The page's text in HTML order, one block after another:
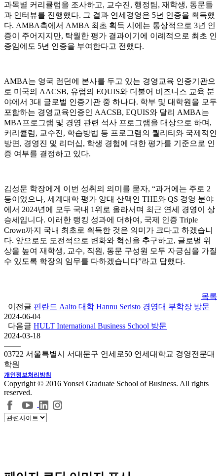
과목별 커리큘럼을 조사하고, 교수진, 행정팀, 재학생, 동문들
과 인터뷰를 진행했다. 그 결과 연세경영은 5년 인증을 획득했
다. AMBA측에서 AMBA 최초 획득 시에는 통상적으로 3년 인
증이 주어지지만, 탁월한 평가 결과이기에 이례적으로 최초 인
증임에도 5년 인증을 부여한다고 전했다.
AMBA는 영국 런던에 본사를 두고 있는 경영교육 인증기관으
로 미국의 AACSB, 유럽의 EQUIS와 더불어 비즈니스 교육 분
야에서 3대 글로벌 인증기관 중 하나다. 학부 및 대학원을 모두
포함하는 경영교육인증인 AACSB, EQUIS와 달리 AMBA는
MBA프로그램 및 경영 관련 석사 프로그램을 대상으로 하며,
커리큘럼, 교수진, 학습방법 등 프로그램의 퀄리티와 국제적인
방면, 경영진 및 리더십, 학생 경험에 대한 평가를 기준으로 인
증 여부를 결정하고 있다.
김성문 학장에게 이번 성취의 의미를 묻자, “과거에는 주로 2
등이었으나, 세계대학 평가 양대 산맥인 THE와 QS 경영 분야
에서 2024년에 모두 국내 1위로 올라서며 최근 연세 경영이 상
승세입니다. 이러한 랭킹 성과에 더하여, 국제 인증 Triple
Crown까지 국내 최초로 획득한 것은 의미가 크다고 하겠습니
다. 앞으로도 도전적으로 변화와 혁신을 추구하고, 글로벌 위
상을 높여 재학생, 교수, 직원, 동문 구성원 모두 자긍심을 가질
수 있도록 학장의 임무를 다하겠습니다”라고 답했다.
목록
이전글 핀란드 Aalto 대학 Hannu Seristo 경영대 부학장 방문
2024-06-04
다음글 HULT International Business School 방문
2024-03-18
03722 서울특별시 서대문구 연세로50 연세대학교 경영전문대
학원
개인정보처리방침
Copyright © 2016 Yonsei Graduate School of Business. All rights
reserved.